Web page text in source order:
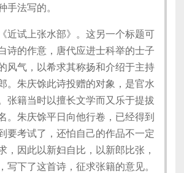
手法写的。
近试上张水部》。这另一个标题可
诗的作意，唐代应进士科举的士子
风气，以希求其称扬和介绍于主持
。朱庆馀此诗投赠的对象，是官水
张籍当时以擅长文学而又乐于提拔
。朱庆馀平日向他行卷，已经得到
要考试了，还怕自己的作品不一定
，因此以新妇自比，以新郎比张，
写下了这首诗，征求张籍的意见。